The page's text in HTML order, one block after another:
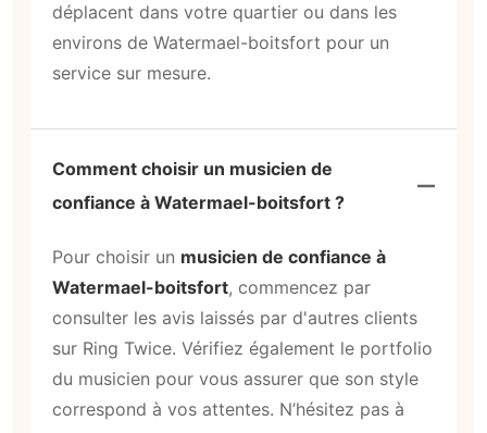
déplacent dans votre quartier ou dans les
environs de Watermael-boitsfort pour un
service sur mesure.
Comment choisir un musicien de
confiance à Watermael-boitsfort ?
Pour choisir un musicien de confiance à
Watermael-boitsfort, commencez par
consulter les avis laissés par d'autres clients
sur Ring Twice. Vérifiez également le portfolio
du musicien pour vous assurer que son style
correspond à vos attentes. N’hésitez pas à